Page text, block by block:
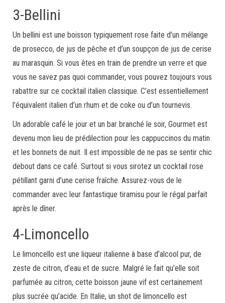
3-Bellini
Un bellini est une boisson typiquement rose faite d’un mélange
de prosecco, de jus de pêche et d’un soupçon de jus de cerise
au marasquin. Si vous êtes en train de prendre un verre et que
vous ne savez pas quoi commander, vous pouvez toujours vous
rabattre sur ce cocktail italien classique. C’est essentiellement
l’équivalent italien d’un rhum et de coke ou d’un tournevis.
Un adorable café le jour et un bar branché le soir, Gourmet est
devenu mon lieu de prédilection pour les cappuccinos du matin
et les bonnets de nuit. Il est impossible de ne pas se sentir chic
debout dans ce café. Surtout si vous sirotez un cocktail rose
pétillant garni d’une cerise fraîche. Assurez-vous de le
commander avec leur fantastique tiramisu pour le régal parfait
après le dîner.
4-Limoncello
Le limoncello est une liqueur italienne à base d’alcool pur, de
zeste de citron, d’eau et de sucre. Malgré le fait qu’elle soit
parfumée au citron, cette boisson jaune vif est certainement
plus sucrée qu’acide. En Italie, un shot de limoncello est